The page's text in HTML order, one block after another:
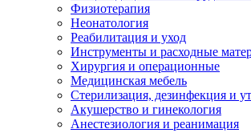
Физиотерапия
Неонатология
Реабилитация и уход
Инструменты и расходные
Хирургия и операционные
Медицинская мебель
Стерилизация, дезинфекция и
Акушерство и гинекология
Анестезиология и реанимация